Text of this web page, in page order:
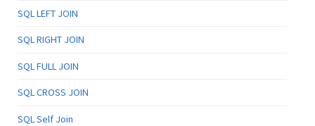
SQL LEFT JOIN
SQL RIGHT JOIN
SQL FULL JOIN
SQL CROSS JOIN
SQL Self Join